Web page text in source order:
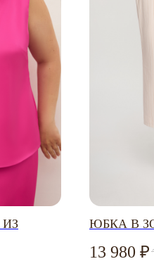
ЮБКА В
13 980
ВОПРОС